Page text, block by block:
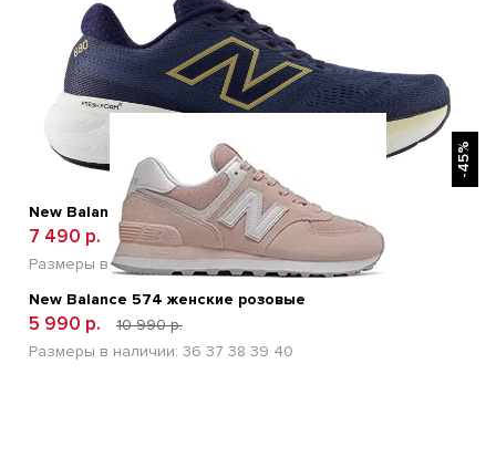
New Balance Fresh Foam X 880v15 Blue
7 490 р.
13 400 р.
Размеры в наличии:41 42 43 44 45 46
-45%
New Balance 574 женские розовые
5 990 р.
10 990 р.
Размеры в наличии: 36 37 38 39 40